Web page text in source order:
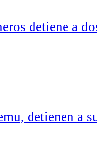
detiene a
detienen a